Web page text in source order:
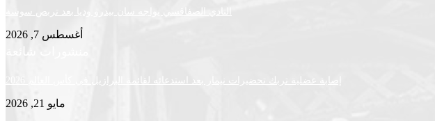
النادي الصفاقسي يواجه سان بيدرو وديا بعد تربص سوسة
أغسطس 7, 2026
منشورات شائعة
إصابة عضلية تربك تحضيرات نيمار بعد استدعائه لقائمة البرازيل في كأس العالم 2026
مايو 21, 2026